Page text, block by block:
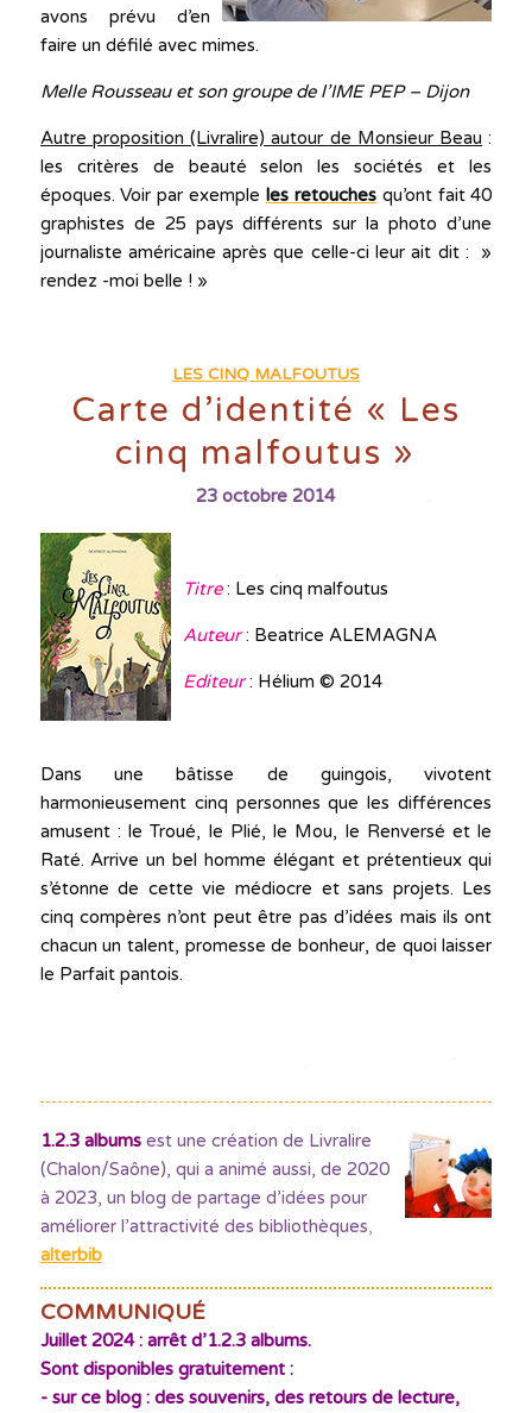
avons prévu d’en
faire un défilé avec mimes.
Melle Rousseau et son groupe de l’IME PEP – Dijon
Autre proposition (Livralire) autour de Monsieur Beau :
les critères de beauté selon les sociétés et les
époques. Voir par exemple les retouchesqu’ont fait 40
graphistes de 25 pays différents sur la photo d’une
journaliste américaine après que celle-ci leur ait dit : »
rendez -moi belle ! »
LES CINQ MALFOUTUS
Carte d’identité « Les
cinq malfoutus »
23 octobre 2014
Titre: Les cinq malfoutus
Auteur: Beatrice ALEMAGNA
Editeur: Hélium © 2014
Dans une bâtisse de guingois, vivotent
harmonieusement cinq personnes que les différences
amusent : le Troué, le Plié, le Mou, le Renversé et le
Raté. Arrive un bel homme élégant et prétentieux qui
s’étonne de cette vie médiocre et sans projets. Les
cinq compères n’ont peut être pas d’idées mais ils ont
chacun un talent, promesse de bonheur, de quoi laisser
le Parfait pantois.
1.2.3 albumsest une création de Livralire
(Chalon/Saône), qui a animé aussi, de 2020
à 2023, un blog de partage d’idées pour
améliorer l’attractivité des bibliothèques,
alterbib
COMMUNIQUÉ
Juillet 2024 : arrêt d’1.2.3 albums.
Sont disponibles gratuitement :
- sur ce blog : des souvenirs, des retours de lecture,